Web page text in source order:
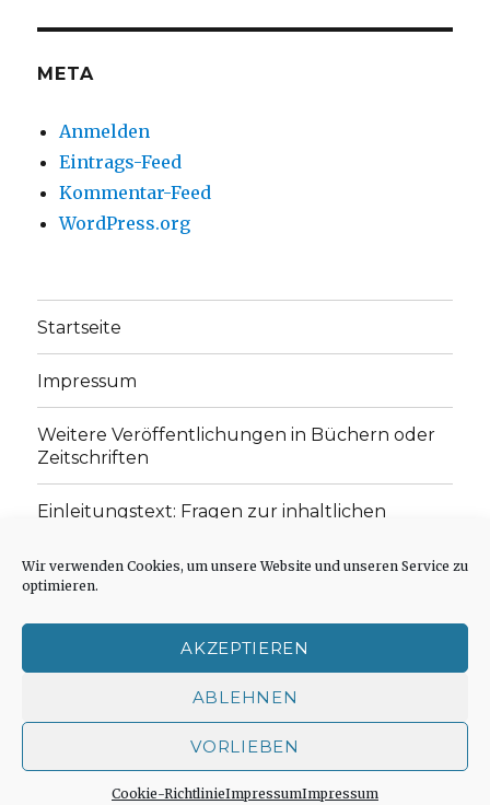
Wir verwenden Cookies, um unsere Website und unseren Service zu
optimieren.
AKZEPTIEREN
ABLEHNEN
VORLIEBEN
Cookie-RichtlinieImpressumImpressum
anzeigenanzeigen
META
Anmelden
Eintrags-Feed
Kommentar-Feed
WordPress.org
Startseite
Impressum
Weitere Veröffentlichungen in Büchern oder
Zeitschriften
Einleitungstext: Fragen zur inhaltlichen
„schwachen Glaubens“
Cookie-Richtlinie (EU)
Impressum